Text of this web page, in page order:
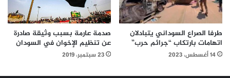
طرفا الصراع السوداني يتبادلان
اتهامات بارتكاب “جرائم حرب”
14 أغسطس، 2023
صدمة عارمة بسبب وثيقة صادرة
عن تنظيم الإخوان في السودان
23 سبتمبر، 2019